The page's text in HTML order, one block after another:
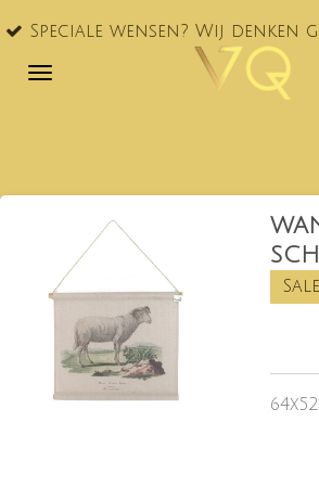
Ga
naar
wensen? Wij denken graag met u